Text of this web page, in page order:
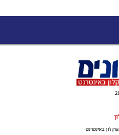
באינטרנט